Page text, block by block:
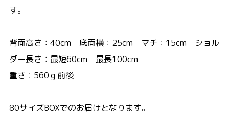
す。
背面高さ：40cm 底面横：25cm マチ：15cm ショル
ダー長さ：最短60cm 最長100cm
重さ：560ｇ前後
80サイズBOXでのお届けとなります。